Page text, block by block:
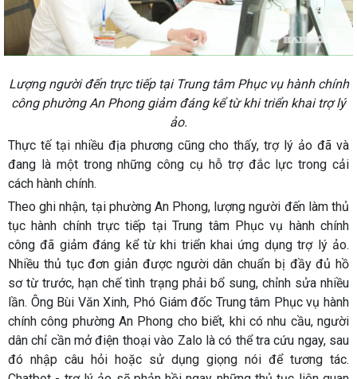
Lượng người đến trực tiếp tại Trung tâm Phục vụ hành chính
công phường An Phong giảm đáng kể từ khi triển khai trợ lý
ảo.
Thực tế tại nhiều địa phương cũng cho thấy, trợ lý ảo đã và
đang là một trong những công cụ hỗ trợ đắc lực trong cải
cách hành chính.
Theo ghi nhận, tại phường An Phong, lượng người đến làm thủ
tục hành chính trực tiếp tại Trung tâm Phục vụ hành chính
công đã giảm đáng kể từ khi triển khai ứng dụng trợ lý ảo.
Nhiều thủ tục đơn giản được người dân chuẩn bị đầy đủ hồ
sơ từ trước, hạn chế tình trạng phải bổ sung, chỉnh sửa nhiều
lần. Ông Bùi Văn Xinh, Phó Giám đốc Trung tâm Phục vụ hành
chính công phường An Phong cho biết, khi có nhu cầu, người
dân chỉ cần mở điện thoại vào Zalo là có thể tra cứu ngay, sau
đó nhập câu hỏi hoặc sử dụng giọng nói để tương tác.